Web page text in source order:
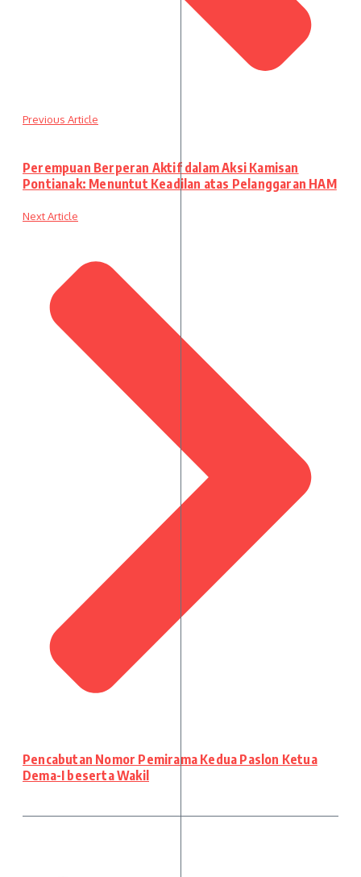
Previous Article
Perempuan Berperan Aktif dalam Aksi Kamisan
Pontianak: Menuntut Keadilan atas Pelanggaran HAM
Next Article
Pencabutan Nomor Pemirama Kedua Paslon Ketua
Dema-I beserta Wakil